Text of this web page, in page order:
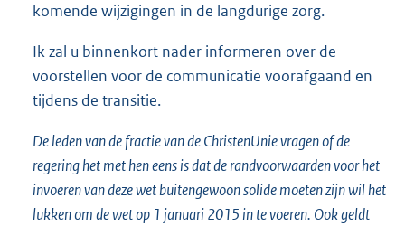
komende wijzigingen in de langdurige zorg.
Ik zal u binnenkort nader informeren over de
voorstellen voor de communicatie voorafgaand en
tijdens de transitie.
De leden van de fractie van de ChristenUnie vragen of de
regering het met hen eens is dat de randvoorwaarden voor het
invoeren van deze wet buitengewoon solide moeten zijn wil het
lukken om de wet op 1 januari 2015 in te voeren. Ook geldt